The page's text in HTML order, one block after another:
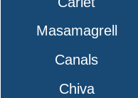
Masamagrell
Canals
Chiva